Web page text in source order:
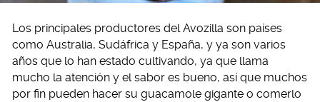
Los principales productores del Avozilla son países
como Australia, Sudáfrica y España, y ya son varios
años que lo han estado cultivando, ya que llama
mucho la atención y el sabor es bueno, así que muchos
por fin pueden hacer su guacamole gigante o comerlo